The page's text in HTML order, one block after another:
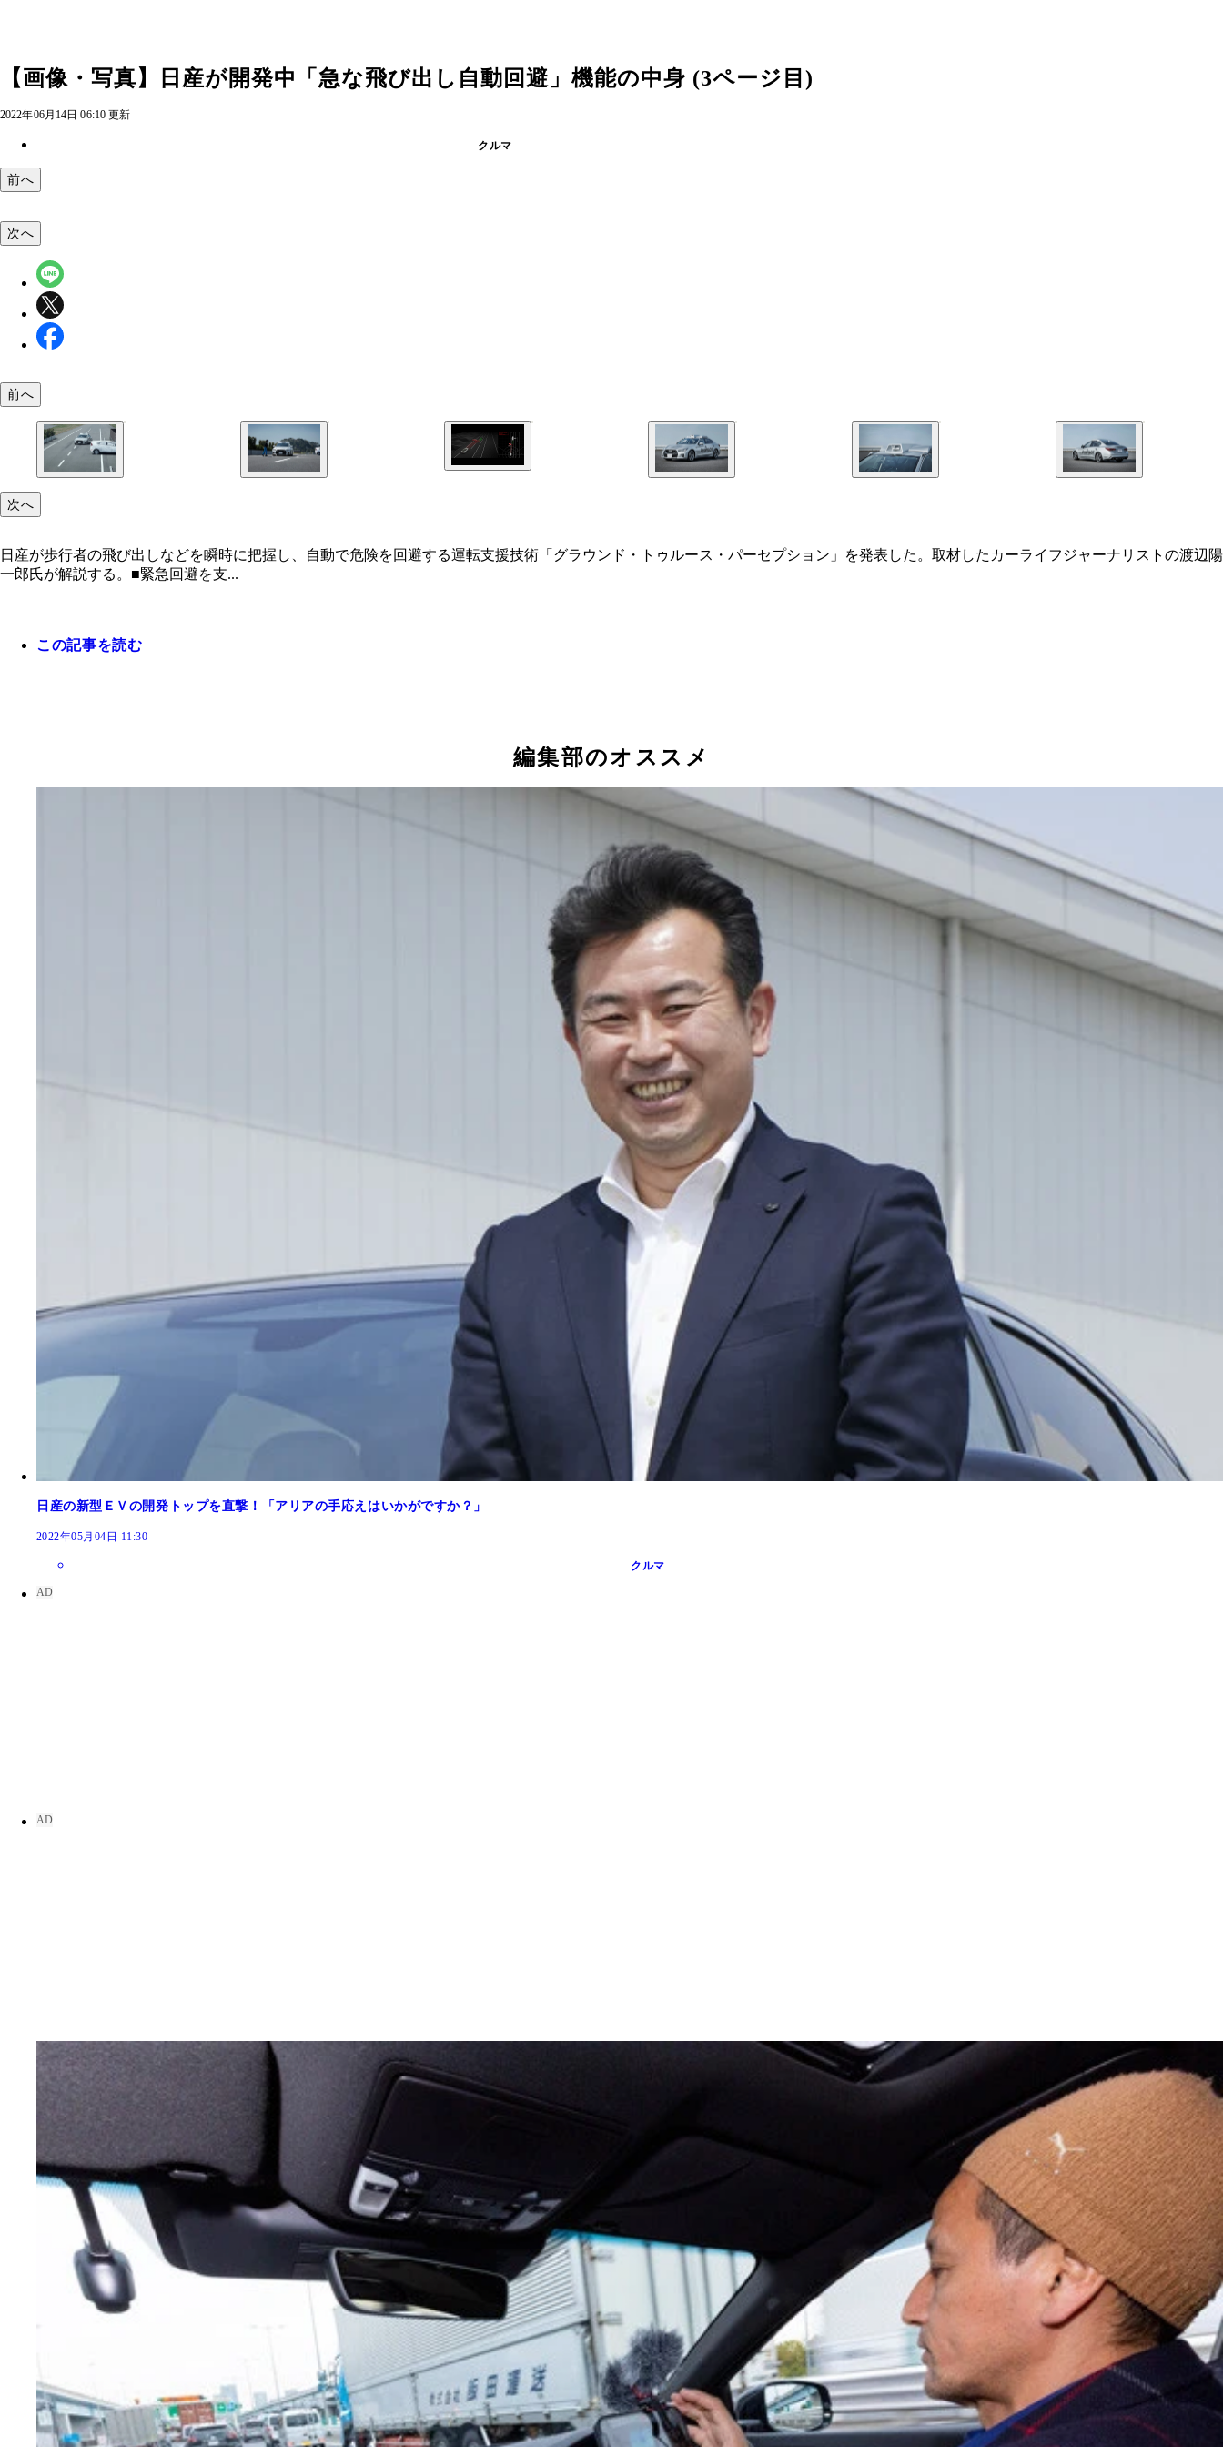
【画像・写真】日産が開発中「急な飛び出し自動回避」機能の中身 (3ページ目)
2022年06月14日 06:10 更新
クルマ
前へ
複雑な運転シーンのデモンストレーション。まず道路の左脇の駐車場からいきなりクルマがバックで飛び出してくる。しかし、ステアリング操作のみ自動で回避
バックで飛び出してきたクルマを右に避けて回避するも、今度は道路右脇から歩行者が！ これも自動で回避
ＬｉＤＡＲは瞬時に正確な３Ｄ空間を構築できる。この空間認識をベースにクルマが判断、回避行動をとるという
今回のデモンストレーションを行なった日産の実験車両。ベースはスカイライン。屋根にはキモとなるＬｉＤＡＲを搭載
屋根の上にあるのがＬｉＤＡＲ。レーザー光線を使い、物体の形状や距離を高精度で測定できるセンサーである
実験車両にはＬｉＤＡＲ以外にも、７基のミリ波レーダー、１０個のカメラを搭載。トランクにも機材が満載
次へ
前へ
次へ
日産が歩行者の飛び出しなどを瞬時に把握し、自動で危険を回避する運転支援技術「グラウンド・トゥルース・パーセプション」を発表した。取材したカーライフジャーナリストの渡辺陽
一郎氏が解説する。■緊急回避を支...
この記事を読む
編集部のオススメ
日産の新型ＥＶの開発トップを直撃！「アリアの手応えはいかがですか？」
2022年05月04日 11:30
クルマ